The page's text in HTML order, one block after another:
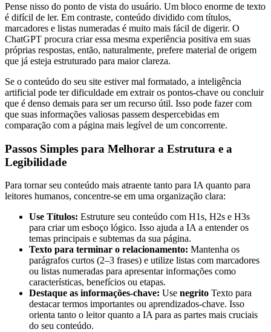
Pense nisso do ponto de vista do usuário. Um bloco enorme de texto
é difícil de ler. Em contraste, conteúdo dividido com títulos,
marcadores e listas numeradas é muito mais fácil de digerir. O
ChatGPT procura criar essa mesma experiência positiva em suas
próprias respostas, então, naturalmente, prefere material de origem
que já esteja estruturado para maior clareza.
Se o conteúdo do seu site estiver mal formatado, a inteligência
artificial pode ter dificuldade em extrair os pontos-chave ou concluir
que é denso demais para ser um recurso útil. Isso pode fazer com
que suas informações valiosas passem despercebidas em
comparação com a página mais legível de um concorrente.
Passos Simples para Melhorar a Estrutura e a
Legibilidade
Para tornar seu conteúdo mais atraente tanto para IA quanto para
leitores humanos, concentre-se em uma organização clara:
Use Títulos: Estruture seu conteúdo com H1s, H2s e H3s
para criar um esboço lógico. Isso ajuda a IA a entender os
temas principais e subtemas da sua página.
Texto para terminar o relacionamento: Mantenha os
parágrafos curtos (2–3 frases) e utilize listas com marcadores
ou listas numeradas para apresentar informações como
características, benefícios ou etapas.
Destaque as informações-chave: Use negrito Texto para
destacar termos importantes ou aprendizados-chave. Isso
orienta tanto o leitor quanto a IA para as partes mais cruciais
do seu conteúdo.